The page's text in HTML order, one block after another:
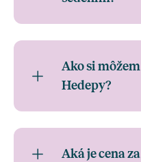
Ako si
Hedepy?
Aká je cena